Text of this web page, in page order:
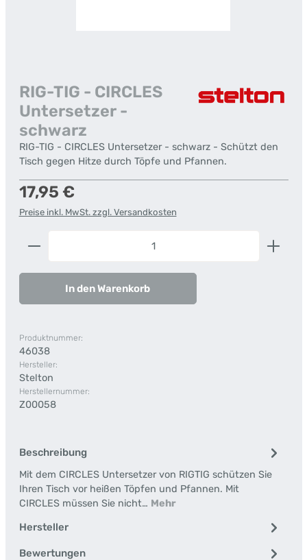
RIG-TIG - CIRCLES
Untersetzer -
schwarz
RIG-TIG - CIRCLES Untersetzer - schwarz - Schützt den
Tisch gegen Hitze durch Töpfe und Pfannen.
Regulärer Preis:
17,95 €
Preise inkl. MwSt. zzgl. Versandkosten
Produkt Anzahl: Gib den gewünschten Wert ein
In den Warenkorb
Produktnummer:
46038
Hersteller:
Stelton
Herstellernummer:
Z00058
Beschreibung
Mit dem CIRCLES Untersetzer von RIGTIG schützen Sie
Ihren Tisch vor heißen Töpfen und Pfannen. Mit
CIRCLES müssen Sie nicht… Mehr
Hersteller
Bewertungen